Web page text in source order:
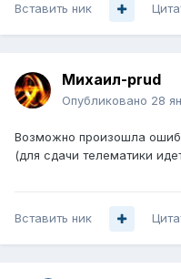
Вставить ник
Михаил-prud
Опубликовано 28
Возможно произошла
(для сдачи телематики
Вставить ник